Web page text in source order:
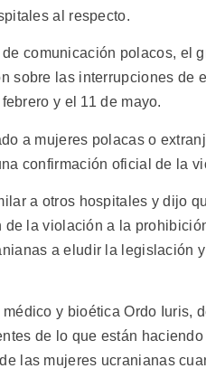
al respecto.
comunicación polacos, el
sobre las interrupciones de
y el 11 de mayo.
a mujeres polacas o
confirmación oficial de la
a otros hospitales y dijo
la violación a la
a eludir la legislación
y bioética Ordo Iuris,
de lo que están
las mujeres ucranianas